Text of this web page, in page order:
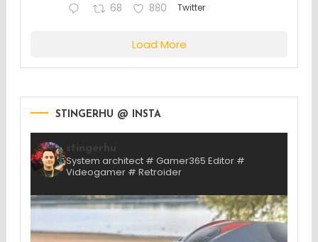
68 880 Twitter
Load More
STINGERHU @ INSTA
System architect # Gamer365 Editor #
Videogamer # Retroider